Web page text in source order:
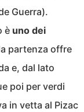
Guerra).
è uno dei
partenza offre
e, dal lato
poi per verdi
in vetta al Pizac